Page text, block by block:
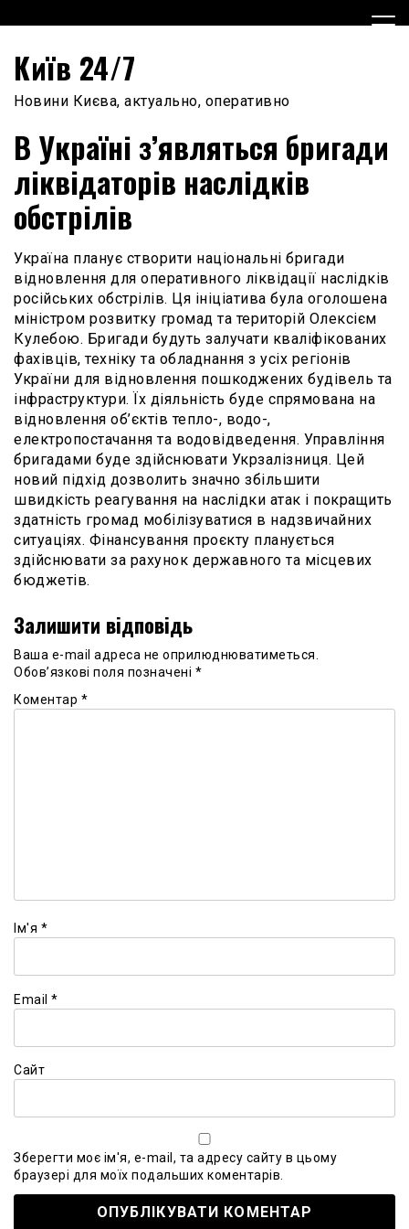
to
Київ 24/7
Новини Києва, актуально, оперативно
В Україні з’являться бригади
ліквідаторів наслідків
обстрілів
Україна планує створити національні бригади
відновлення для оперативного ліквідації наслідків
російських обстрілів. Ця ініціатива була оголошена
міністром розвитку громад та територій Олексієм
Кулебою. Бригади будуть залучати кваліфікованих
фахівців, техніку та обладнання з усіх регіонів
України для відновлення пошкоджених будівель та
інфраструктури. Їх діяльність буде спрямована на
відновлення об’єктів тепло-, водо-,
електропостачання та водовідведення. Управління
бригадами буде здійснювати Укрзалізниця. Цей
новий підхід дозволить значно збільшити
швидкість реагування на наслідки атак і покращить
здатність громад мобілізуватися в надзвичайних
ситуаціях. Фінансування проєкту планується
здійснювати за рахунок державного та місцевих
бюджетів.
Залишити відповідь
Ваша e-mail адреса не оприлюднюватиметься.
Обов’язкові поля позначені *
Коментар *
Ім'я *
Email *
Сайт
Зберегти моє ім'я, e-mail, та адресу сайту в цьому
браузері для моїх подальших коментарів.